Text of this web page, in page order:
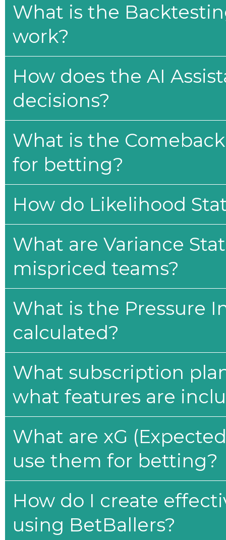
What is the
work?
How does the AI
decisions?
What is the
for betting?
How do Likelihood
What are Variance
mispriced teams?
What is the Pressure
calculated?
What subscription
what features are
What are xG
use them for betting?
How do I create
using BetBallers?